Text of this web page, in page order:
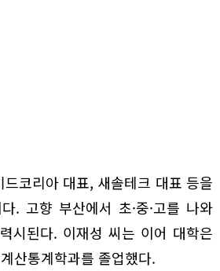
코리아 대표, 새솔테크 대표 등을
. 고향 부산에서 초·중·고를 나와
시된다. 이재성 씨는 이어 대학은
산통계학과를 졸업했다.